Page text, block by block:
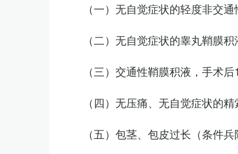
（一）无自觉症状的轻度非交
（二）无自觉症状的睾丸鞘膜
（三）交通性鞘膜积液，手术
（四）无压痛、无自觉症状的
（五）包茎、包皮过长（条件兵